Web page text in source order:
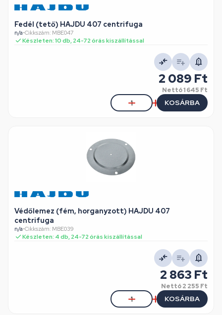
Fedél (tető) HAJDU 407 centrifuga
n/a•Cikkszám: MBE047
Készleten: 10 db, 24-72 órás kiszállítással
2 089 Ft
Nettó1 645 Ft
KOSÁRBA
Védőlemez (fém, horganyzott) HAJDU 407
centrifuga
n/a•Cikkszám: MBE039
Készleten: 4 db, 24-72 órás kiszállítással
2 863 Ft
Nettó2 255 Ft
KOSÁRBA